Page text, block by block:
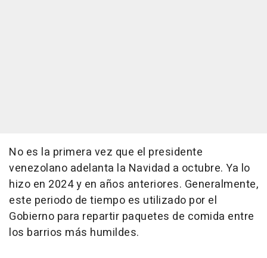
No es la primera vez que el presidente
venezolano adelanta la Navidad a octubre. Ya lo
hizo en 2024 y en años anteriores. Generalmente,
este periodo de tiempo es utilizado por el
Gobierno para repartir paquetes de comida entre
los barrios más humildes.